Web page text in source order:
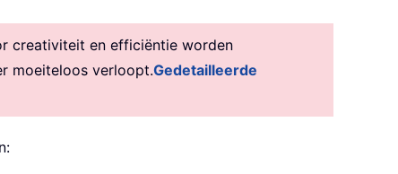
creativiteit en efficiëntie worden
moeiteloos verloopt.Gedetailleerde